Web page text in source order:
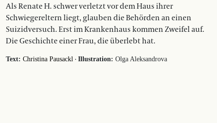
Als Renate H. schwer verletzt vor dem Haus ihrer
Schwiegereltern liegt, glauben die Behörden an einen
Suizidversuch. Erst im Krankenhaus kommen Zweifel auf.
Die Geschichte einer Frau, die überlebt hat.
Text: Christina Pausackl · Illustration: Olga Aleksandrova